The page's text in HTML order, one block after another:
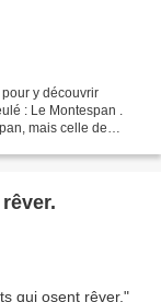
y découvrir
: Le Montespan .
mais celle de